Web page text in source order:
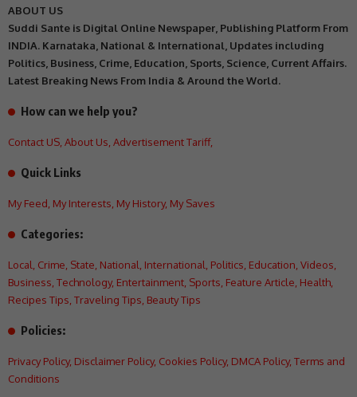
ABOUT US
Suddi Sante is Digital Online Newspaper, Publishing Platform From
INDIA. Karnataka, National & International, Updates including
Politics, Business, Crime, Education, Sports, Science, Current Affairs.
Latest Breaking News From India & Around the World.
How can we help you?
Contact US, About Us, Advertisement Tariff,
Quick Links
My Feed, My Interests, My History, My Saves
Categories:
Local, Crime, State, National, International, Politics, Education, Videos,
Business, Technology, Entertainment, Sports, Feature Article, Health,
Recipes Tips, Traveling Tips, Beauty Tips
Policies:
Privacy Policy, Disclaimer Policy, Cookies Policy, DMCA Policy, Terms and
Conditions